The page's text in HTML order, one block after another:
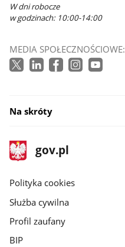
W dni robocze
w godzinach: 10:00-14:00
MEDIA SPOŁECZNOŚCIOWE:
Na skróty
stopka
gov.pl
Strona
gov.pl
gov.pl
Polityka cookies
Służba cywilna
Profil zaufany
BIP